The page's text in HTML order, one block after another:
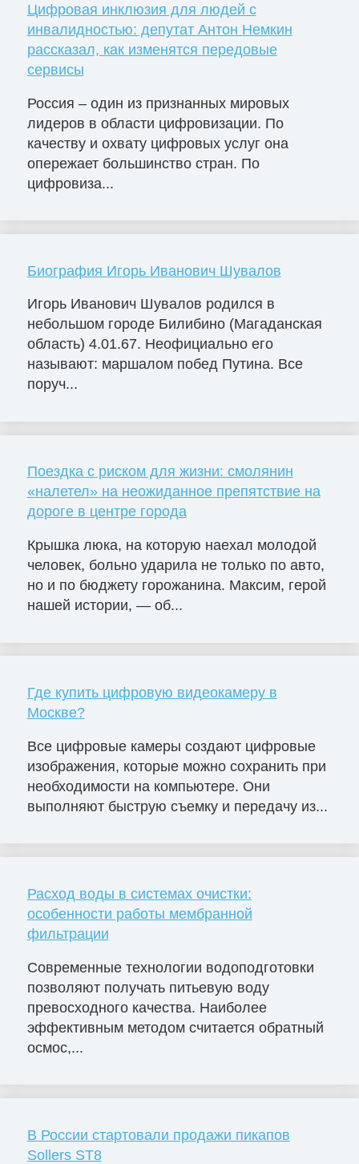
Цифровая инклюзия для людей с
инвалидностью: депутат Антон Немкин
рассказал, как изменятся передовые
сервисы
Россия – один из признанных мировых
лидеров в области цифровизации. По
качеству и охвату цифровых услуг она
опережает большинство стран. По
цифровиза...
Биография Игорь Иванович Шувалов
Игорь Иванович Шувалов родился в
небольшом городе Билибино (Магаданская
область) 4.01.67. Неофициально его
называют: маршалом побед Путина. Все
поруч...
Поездка с риском для жизни: смолянин
«налетел» на неожиданное препятствие на
дороге в центре города
Крышка люка, на которую наехал молодой
человек, больно ударила не только по авто,
но и по бюджету горожанина. Максим, герой
нашей истории, — об...
Где купить цифровую видеокамеру в
Москве?
Все цифровые камеры создают цифровые
изображения, которые можно сохранить при
необходимости на компьютере. Они
выполняют быструю съемку и передачу из...
Расход воды в системах очистки:
особенности работы мембранной
фильтрации
Современные технологии водоподготовки
позволяют получать питьевую воду
превосходного качества. Наиболее
эффективным методом считается обратный
осмос,...
В России стартовали продажи пикапов
Sollers ST8